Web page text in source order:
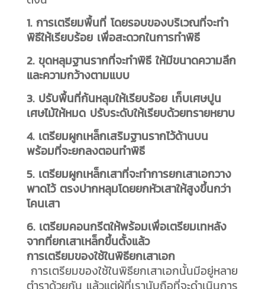
1. การเตรียมพื้นที่ โดยรอบของบริเวณที่จะทำ
พิธีให้เรียบร้อย เพื่อสะดวกในการทำพิธี
2. ขุดหลุมฐานรากที่จะทำพิธี ให้มีขนาดความลึก
และความกว้างตามแบบ
3. ปรับพื้นที่ก้นหลุมให้เรียบร้อย เก็บเศษปูน
เศษไม้ให้หมด ปรับระดับให้เรียบด้วยทรายหยาบ
4. เตรียมผูกเหล็กเสริมฐานรากไว้ด้านบน
พร้อมที่จะยกลงตอนทำพิธี
5. เตรียมผูกเหล็กเสาที่จะทำการยกเสาเอกวาง
พาดไว้ ตรงปากหลุมโดยยกหัวเสาให้สูงขึ้นกว่า
โคนเสา
6. เตรียมคอนกรีตให้พร้อมเพื่อเตรียมเทหลัง
จากที่ยกเสาเหล็กขึ้นตั้งแล้ว
การเตรียมของใช้ในพิธียกเสาเอก
การเตรียมของใช้ในพิธียกเสาเอกนั้นมีอยู่หลาย
ตำราด้วยกัน แล้วแต่ผู้ที่เรานับถือที่จะดำเนินการ